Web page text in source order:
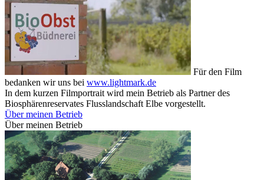
Für den Film
bedanken wir uns bei www.lightmark.de
In dem kurzen Filmportrait wird mein Betrieb als Partner des
Biosphärenreservates Flusslandschaft Elbe vorgestellt.
Über meinen Betrieb
Über meinen Betrieb